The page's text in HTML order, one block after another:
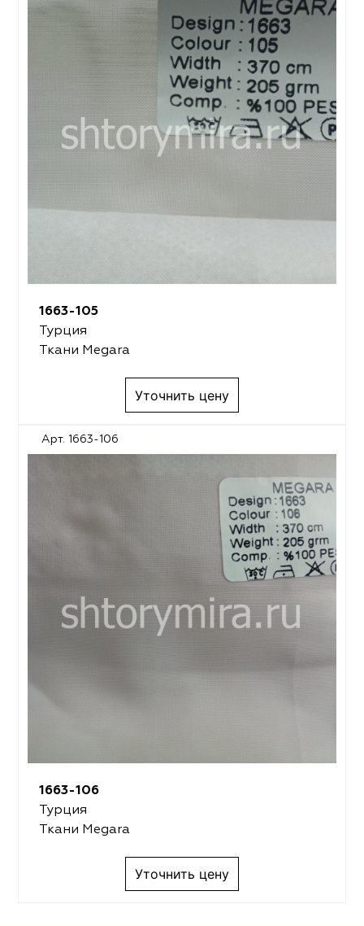
1663-105
Турция
Ткани Megara
Уточнить цену
Арт. 1663-106
1663-106
Турция
Ткани Megara
Уточнить цену